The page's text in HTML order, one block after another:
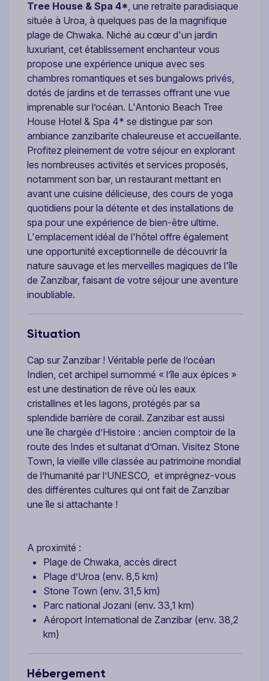
Tree House & Spa 4* , une retraite paradisiaque
située à Uroa, à quelques pas de la magnifique
plage de Chwaka. Niché au cœur d'un jardin
luxuriant, cet établissement enchanteur vous
propose une expérience unique avec ses
chambres romantiques et ses bungalows privés,
dotés de jardins et de terrasses offrant une vue
imprenable sur l’océan. L'Antonio Beach Tree
House Hotel & Spa 4* se distingue par son
ambiance zanzibarite chaleureuse et accueillante.
Profitez pleinement de votre séjour en explorant
les nombreuses activités et services proposés,
notamment son bar, un restaurant mettant en
avant une cuisine délicieuse, des cours de yoga
quotidiens pour la détente et des installations de
spa pour une expérience de bien-être ultime.
L'emplacement idéal de l'hôtel offre également
une opportunité exceptionnelle de découvrir la
nature sauvage et les merveilles magiques de l'île
de Zanzibar, faisant de votre séjour une aventure
inoubliable.
Situation
Cap sur Zanzibar ! Véritable perle de l’océan
Indien, cet archipel surnommé « l’île aux épices »
est une destination de rêve où les eaux
cristallines et les lagons, protégés par sa
splendide barrière de corail. Zanzibar est aussi
une île chargée d’Histoire : ancien comptoir de la
route des Indes et sultanat d’Oman. Visitez Stone
Town, la vieille ville classée au patrimoine mondial
de l’humanité par l’UNESCO, et imprégnez-vous
des différentes cultures qui ont fait de Zanzibar
une île si attachante !
A proximité :
Plage de Chwaka, accès direct
Plage d’Uroa (env. 8,5 km)
Stone Town (env. 31,5 km)
Parc national Jozani (env. 33,1 km)
Aéroport International de Zanzibar (env. 38,2
km)
Hébergement